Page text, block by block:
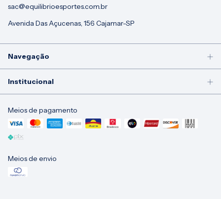
sac@equilibrioesportes.com.br
Avenida Das Açucenas, 156 Cajamar-SP
Navegação
Institucional
Meios de pagamento
Meios de envio